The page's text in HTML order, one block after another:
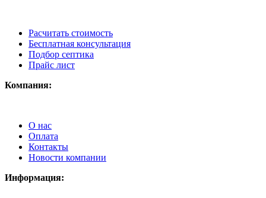
Расчитать стоимость
Бесплатная консультация
Подбор септика
Прайс лист
Компания:
О нас
Оплата
Контакты
Новости компании
Информация: